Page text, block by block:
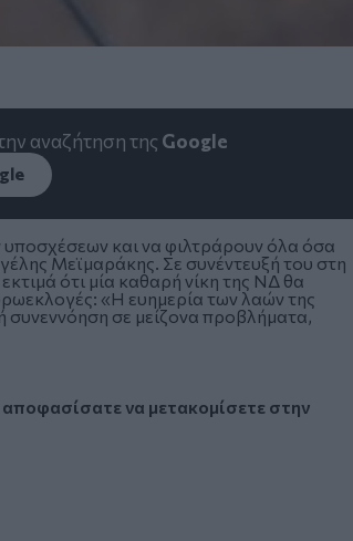
αναζήτηση της Google
υποσχέσεων και να φιλτράρουν όλα όσα
Μεϊμαράκης. Σε συνέντευξή του στη
ότι μία καθαρή νίκη της ΝΔ θα
«Η ευημερία των λαών της
συνεννόηση σε μείζονα προβλήματα,
αποφασίσατε να μετακομίσετε στην